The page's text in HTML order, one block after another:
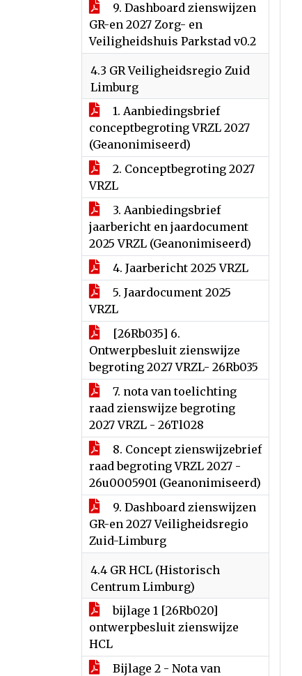
9. Dashboard zienswijzen
GR-en 2027 Zorg- en
Veiligheidshuis Parkstad v0.2
4.3 GR Veiligheidsregio Zuid
Limburg
1. Aanbiedingsbrief
conceptbegroting VRZL 2027
(Geanonimiseerd)
2. Conceptbegroting 2027
VRZL
3. Aanbiedingsbrief
jaarbericht en jaardocument
2025 VRZL (Geanonimiseerd)
4. Jaarbericht 2025 VRZL
5. Jaardocument 2025
VRZL
[26Rb035] 6.
Ontwerpbesluit zienswijze
begroting 2027 VRZL- 26Rb035
7. nota van toelichting
raad zienswijze begroting
2027 VRZL - 26Tl028
8. Concept zienswijzebrief
raad begroting VRZL 2027 -
26u0005901 (Geanonimiseerd)
9. Dashboard zienswijzen
GR-en 2027 Veiligheidsregio
Zuid-Limburg
4.4 GR HCL (Historisch
Centrum Limburg)
bijlage 1 [26Rb020]
ontwerpbesluit zienswijze
HCL
Bijlage 2 - Nota van